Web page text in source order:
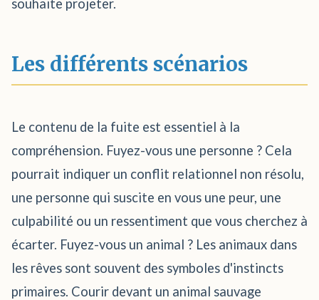
souhaite projeter.
Les différents scénarios
Le contenu de la fuite est essentiel à la
compréhension. Fuyez-vous une personne ? Cela
pourrait indiquer un conflit relationnel non résolu,
une personne qui suscite en vous une peur, une
culpabilité ou un ressentiment que vous cherchez à
écarter. Fuyez-vous un animal ? Les animaux dans
les rêves sont souvent des symboles d'instincts
primaires. Courir devant un animal sauvage